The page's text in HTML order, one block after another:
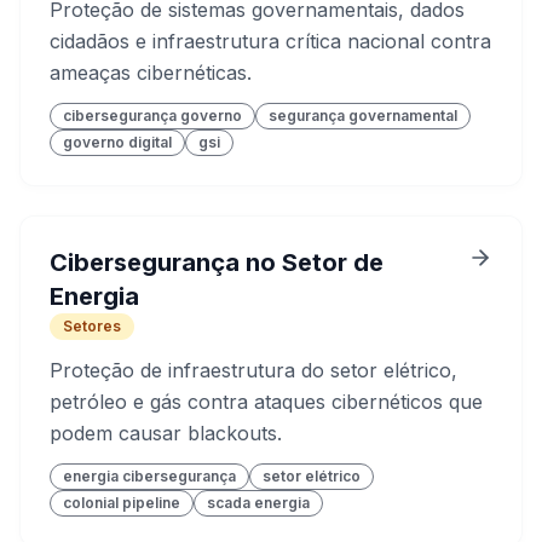
Proteção de sistemas governamentais, dados
cidadãos e infraestrutura crítica nacional contra
ameaças cibernéticas.
cibersegurança governo
segurança governamental
governo digital
gsi
Cibersegurança no Setor de
Energia
Setores
Proteção de infraestrutura do setor elétrico,
petróleo e gás contra ataques cibernéticos que
podem causar blackouts.
energia cibersegurança
setor elétrico
colonial pipeline
scada energia